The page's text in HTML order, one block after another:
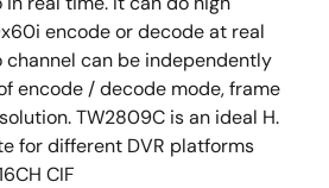
encode or decode at real
channel can be independently
encode / decode mode, frame
TW2809C is an ideal H.
for different DVR platforms
CIF